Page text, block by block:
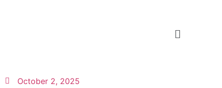
October 2, 2025